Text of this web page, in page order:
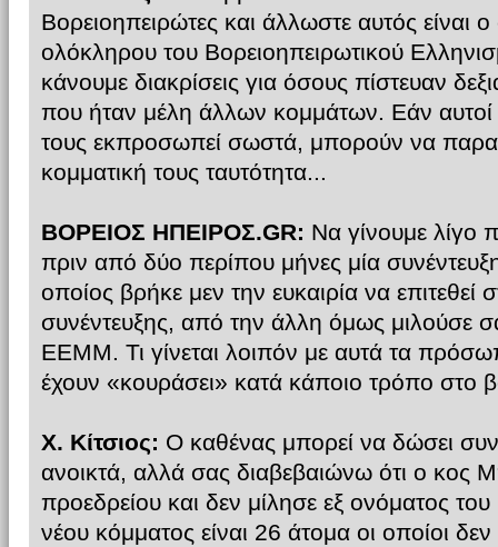
Βορειοηπειρώτες και άλλωστε αυτός
ολόκληρου του Βορειοηπειρωτικού
κάνουμε διακρίσεις για όσους πίστευαν
που ήταν μέλη άλλων κομμάτων. Εάν αυτοί
τους εκπροσωπεί σωστά, μπορούν να
κομματική τους ταυτότητα...
ΒΟΡΕΙΟΣ ΗΠΕΙΡΟΣ.GR: Να γίνουμε λίγο
πριν από δύο περίπου μήνες μία
οποίος βρήκε μεν την ευκαιρία να
συνέντευξης, από την άλλη όμως μιλούσε
ΕΕΜΜ. Τι γίνεται λοιπόν με αυτά τα
έχουν «κουράσει» κατά κάποιο τρόπο στο
Χ. Κίτσιος: Ο καθένας μπορεί να δώσει
ανοικτά, αλλά σας διαβεβαιώνω ότι ο κος
προεδρείου και δεν μίλησε εξ ονόματος
νέου κόμματος είναι 26 άτομα οι οποίοι